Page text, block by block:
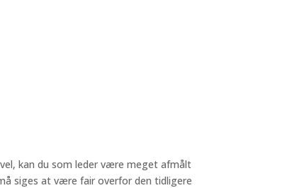
kan du som leder være meget afmålt
siges at være fair overfor den tidligere